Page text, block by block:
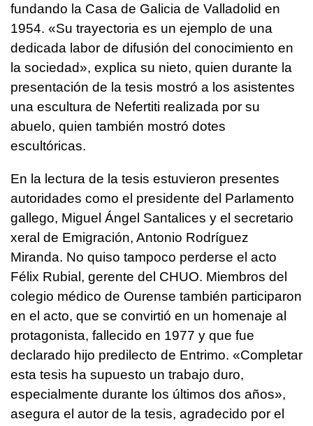
fundando la Casa de Galicia de Valladolid en
1954. «Su trayectoria es un ejemplo de una
dedicada labor de difusión del conocimiento en
la sociedad», explica su nieto, quien durante la
presentación de la tesis mostró a los asistentes
una escultura de Nefertiti realizada por su
abuelo, quien también mostró dotes
escultóricas.
En la lectura de la tesis estuvieron presentes
autoridades como el presidente del Parlamento
gallego, Miguel Ángel Santalices y el secretario
xeral de Emigración, Antonio Rodríguez
Miranda. No quiso tampoco perderse el acto
Félix Rubial, gerente del CHUO. Miembros del
colegio médico de Ourense también participaron
en el acto, que se convirtió en un homenaje al
protagonista, fallecido en 1977 y que fue
declarado hijo predilecto de Entrimo. «Completar
esta tesis ha supuesto un trabajo duro,
especialmente durante los últimos dos años»,
asegura el autor de la tesis, agradecido por el